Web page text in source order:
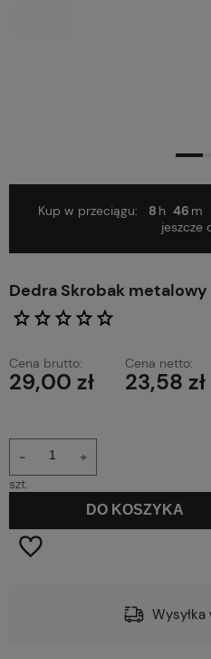
Kup w przeciągu: 8 46
jeszcze
Dedra Skrobak metalowy
Cena brutto:
29,00 zł
Cena netto:
23,58 zł
+
-
szt.
DO KOSZYKA
Wysyłka